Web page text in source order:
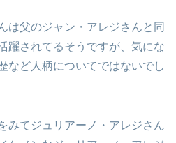
は父のジャン・アレジさんと同
躍されてるそうですが、気にな
など人柄についてではないでし
みてジュリアーノ・アレジさん